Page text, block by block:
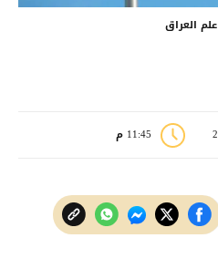
علم العراق
11:45 م